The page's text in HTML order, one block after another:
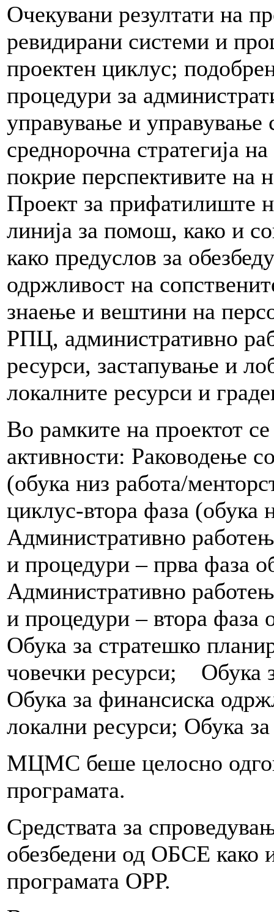
Очекувани резултати на
ревидирани системи и
проектен циклус;
процедури за
управување и управување
среднорочна стратегија
покрие перспективите на
Проект за прифатилиште
линија за помош, како и
како предуслов за
одржливост на
знаење и вештини на
РПЦ, административно
ресурси, застапување и
локалните ресурси и
Во рамките на проектот
активности: Раководење
(обука низ работа/
циклус-втора фаза (обука
Административно
и процедури – прва фаза
Административно
и процедури – втора фаза
Обука за стратешко
човечки ресурси; Обука
Обука за финансиска
локални ресурси; Обука
МЦМС беше целосно
програмата.
Средствата за
обезбедени од ОБСЕ како
програмата ОРР.